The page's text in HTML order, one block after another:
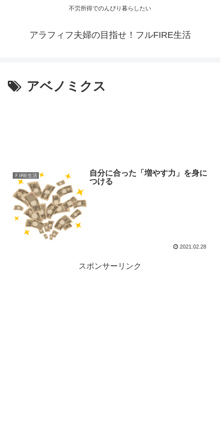
不労所得でのんびり暮らしたい
アラフィフ夫婦の目指せ！フルFIRE生活
アベノミクス
ＦIRE生活
自分に合った「増やす力」を身に
つける
2021.02.28
スポンサーリンク